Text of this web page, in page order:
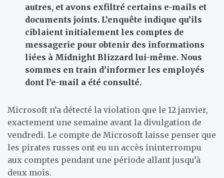
autres, et avons exfiltré certains e-mails et
documents joints. L’enquête indique qu’ils
ciblaient initialement les comptes de
messagerie pour obtenir des informations
liées à Midnight Blizzard lui-même. Nous
sommes en train d’informer les employés
dont l’e-mail a été consulté.
Microsoft n’a détecté la violation que le 12 janvier,
exactement une semaine avant la divulgation de
vendredi. Le compte de Microsoft laisse penser que
les pirates russes ont eu un accès ininterrompu
aux comptes pendant une période allant jusqu’à
deux mois.